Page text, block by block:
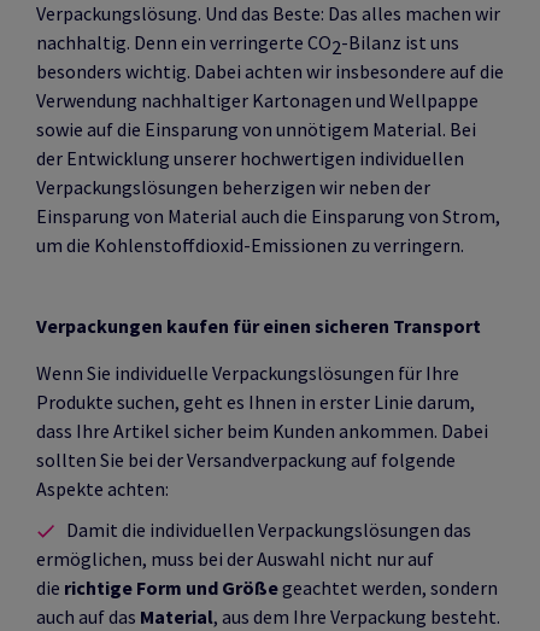
Verpackungslösung. Und das Beste: Das alles machen wir
nachhaltig. Denn ein verringerte CO2-Bilanz ist uns
besonders wichtig. Dabei achten wir insbesondere auf die
Verwendung nachhaltiger Kartonagen und Wellpappe
sowie auf die Einsparung von unnötigem Material. Bei
der Entwicklung unserer hochwertigen individuellen
Verpackungslösungen beherzigen wir neben der
Einsparung von Material auch die Einsparung von Strom,
um die Kohlenstoffdioxid-Emissionen zu verringern.
Verpackungen kaufen für einen sicheren Transport
Wenn Sie individuelle Verpackungslösungen für Ihre
Produkte suchen, geht es Ihnen in erster Linie darum,
dass Ihre Artikel sicher beim Kunden ankommen. Dabei
sollten Sie bei der Versandverpackung auf folgende
Aspekte achten:
Damit die individuellen Verpackungslösungen das
ermöglichen, muss bei der Auswahl nicht nur auf
die richtige Form und Größegeachtet werden, sondern
auch auf das Material, aus dem Ihre Verpackung besteht.